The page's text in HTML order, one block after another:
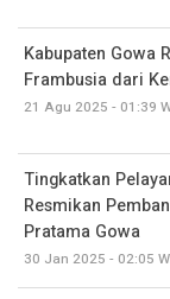
Kabupaten Gowa
Frambusia dari
21 Agu 2025 - 01:39
Tingkatkan
Resmikan
Pratama Gowa
30 Jan 2025 - 02:05